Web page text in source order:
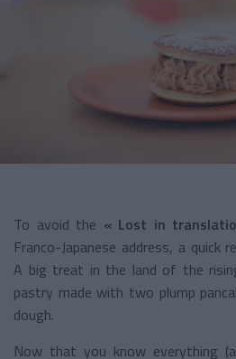
To avoid the « Lost in
Franco-Japanese address, a quick
A big treat in the land of the
pastry made with two plump
dough.
Now that you know everything